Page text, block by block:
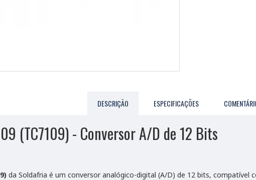
DESCRIÇÃO ESPECIFICAÇÕES
(TC7109) - Conversor A/D de 12 Bits
da Soldafria é um conversor analógico-digital (A/D) de 12 bits, compatível